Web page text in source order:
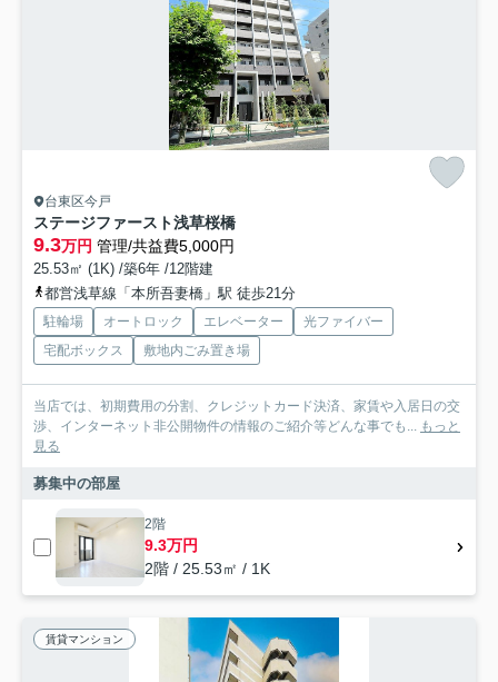
台東区今戸
ステージファースト浅草桜橋
9.3万円 管理/共益費5,000円
25.53㎡ (1K) /築6年 /12階建
都営浅草線「本所吾妻橋」駅 徒歩21分
駐輪場 オートロック エレベーター
光ファイバー
宅配ボックス
敷地内ごみ置き場
当店では、初期費用の分割、クレジットカード決済、家賃や入居日の交
渉、インターネット非公開物件の情報のご紹介等どんな事でも... もっと
見る
募集中の部屋
2階
9.3万円
2階 / 25.53㎡ / 1K
賃貸マンション